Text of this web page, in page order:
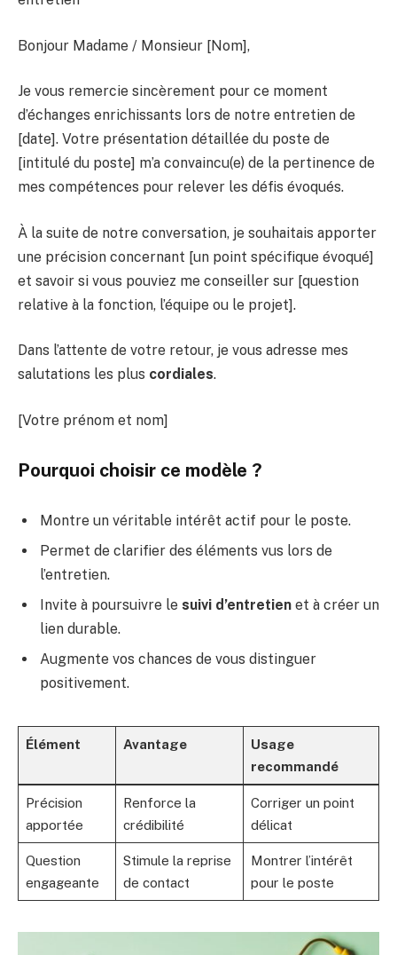
Bonjour Madame / Monsieur [Nom],
Je vous remercie sincèrement pour ce moment
d’échanges enrichissants lors de notre entretien de
[date]. Votre présentation détaillée du poste de
[intitulé du poste] m’a convaincu(e) de la pertinence de
mes compétences pour relever les défis évoqués.
À la suite de notre conversation, je souhaitais apporter
une précision concernant [un point spécifique évoqué]
et savoir si vous pouviez me conseiller sur [question
relative à la fonction, l’équipe ou le projet].
Dans l’attente de votre retour, je vous adresse mes
salutations les plus cordiales.
[Votre prénom et nom]
Pourquoi choisir ce modèle ?
Montre un véritable intérêt actif pour le poste.
Permet de clarifier des éléments vus lors de
l’entretien.
Invite à poursuivre le suivi d’entretien et à créer un
lien durable.
Augmente vos chances de vous distinguer
positivement.
Élément Avantage
Usage
recommandé
Précision
apportée
Renforce la
crédibilité
Corriger un point
délicat
Question
engageante
Stimule la reprise
de contact
Montrer l’intérêt
pour le poste